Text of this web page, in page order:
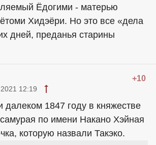
Ёдогими - матерью
Хидэёри. Но это все «дела
дней, преданья старины
+10
12:19
далеком 1847 году в княжестве
по имени Накано Хэйная
которую назвали Такэко.